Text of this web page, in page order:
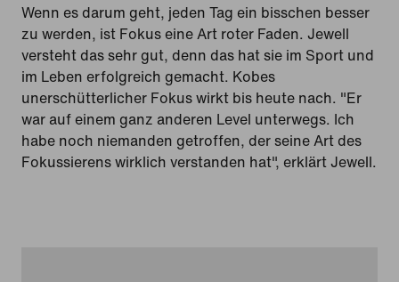
Wenn es darum geht, jeden Tag ein bisschen besser
zu werden, ist Fokus eine Art roter Faden. Jewell
versteht das sehr gut, denn das hat sie im Sport und
im Leben erfolgreich gemacht. Kobes
unerschütterlicher Fokus wirkt bis heute nach. "Er
war auf einem ganz anderen Level unterwegs. Ich
habe noch niemanden getroffen, der seine Art des
Fokussierens wirklich verstanden hat", erklärt Jewell.